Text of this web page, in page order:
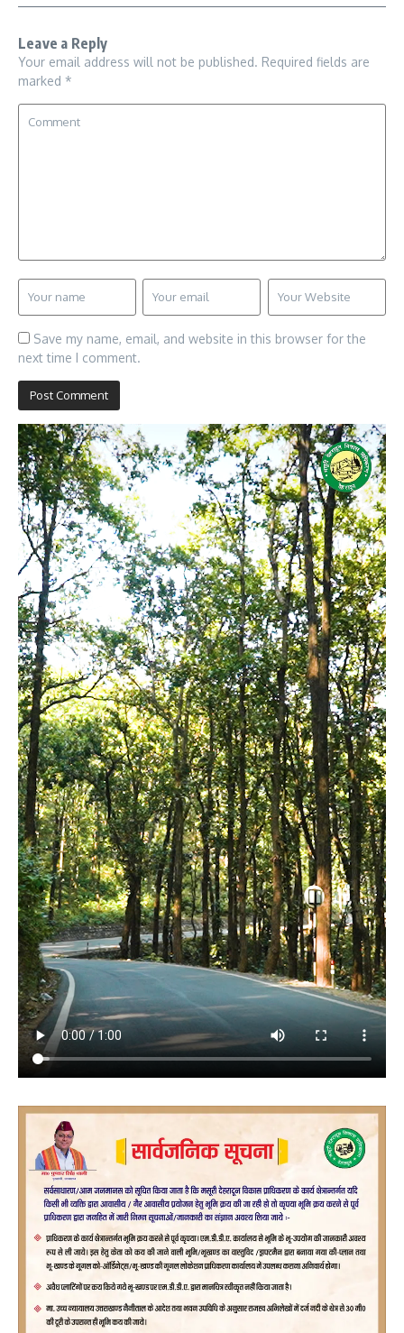
Leave a Reply
Your email address will not be published. Required fields are
marked *
Save my name, email, and website in this browser for the
next time I comment.